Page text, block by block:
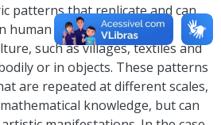
patterns that replicate and can
human formation and also
such as villages, textiles and
or in objects. These patterns
are repeated at different scales,
knowledge, but can